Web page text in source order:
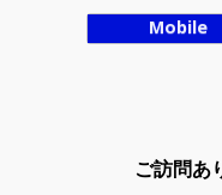
Mobile
ご訪問あ